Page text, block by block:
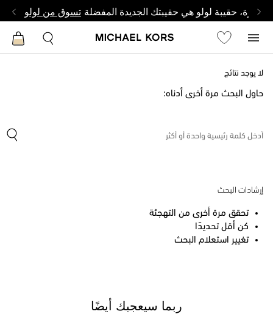
وصغيرة، حقيبة لولو هي حقيبتك الجديدة المفضلة تسوق من لولو
لا يوجد نتائج
حاول البحث مرة أخرى أدناه:
إرشادات البحث
تحقق مرة أخرى من التهجئة
كن أقل تحديدًا
تغيير استعلام البحث
ربما سيعجبك أيضًا